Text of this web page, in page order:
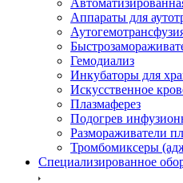
Аппараты для
Гемодиализ
Инкубаторы для
Искусственное
Плазмаферез
Подогрев
Размораживатели
Тромбомиксеры
Специализированное